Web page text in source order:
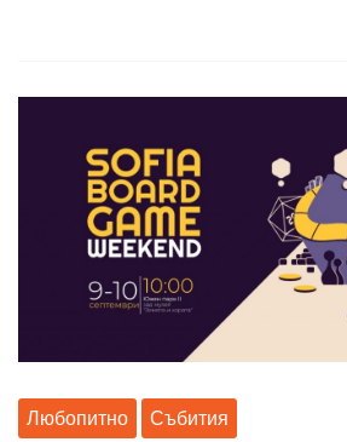
Любопитно Събития